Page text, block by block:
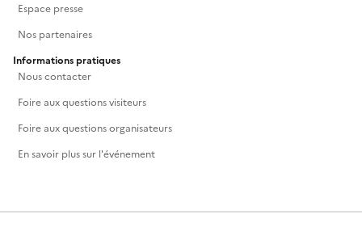
Espace presse
Nos partenaires
Informations pratiques
Nous contacter
Foire aux questions visiteurs
Foire aux questions organisateurs
En savoir plus sur l'événement